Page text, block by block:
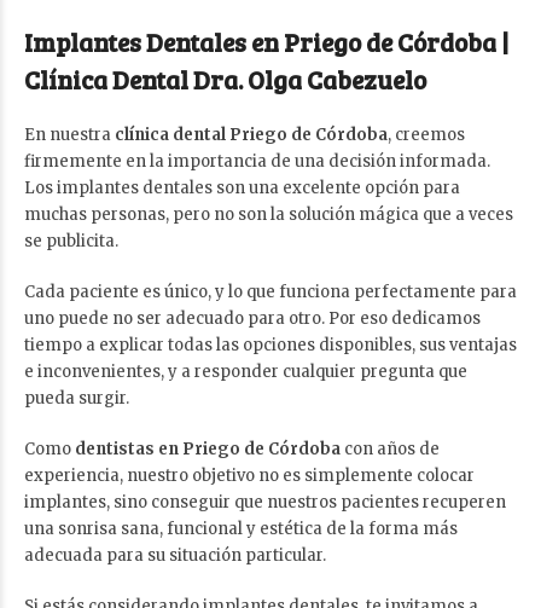
Implantes Dentales en Priego de Córdoba |
Clínica Dental Dra. Olga Cabezuelo
En nuestra clínica dental Priego de Córdoba, creemos
firmemente en la importancia de una decisión informada.
Los implantes dentales son una excelente opción para
muchas personas, pero no son la solución mágica que a veces
se publicita.
Cada paciente es único, y lo que funciona perfectamente para
uno puede no ser adecuado para otro. Por eso dedicamos
tiempo a explicar todas las opciones disponibles, sus ventajas
e inconvenientes, y a responder cualquier pregunta que
pueda surgir.
Como dentistas en Priego de Córdoba con años de
experiencia, nuestro objetivo no es simplemente colocar
implantes, sino conseguir que nuestros pacientes recuperen
una sonrisa sana, funcional y estética de la forma más
adecuada para su situación particular.